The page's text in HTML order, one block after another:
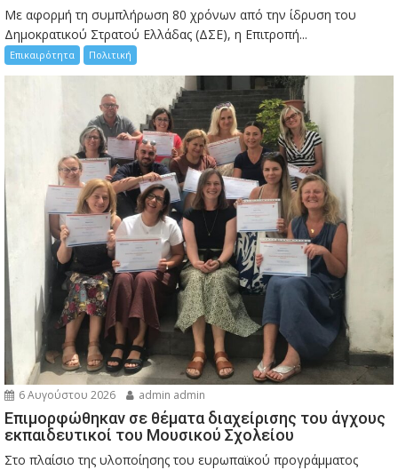
Με αφορμή τη συμπλήρωση 80 χρόνων από την ίδρυση του
Δημοκρατικού Στρατού Ελλάδας (ΔΣΕ), η Επιτροπή...
Επικαιρότητα Πολιτική
6 Αυγούστου 2026 admin admin
Eπιμορφώθηκαν σε θέματα διαχείρισης του άγχους
εκπαιδευτικοί του Μουσικού Σχολείου
Στο πλαίσιο της υλοποίησης του ευρωπαϊκού προγράμματος